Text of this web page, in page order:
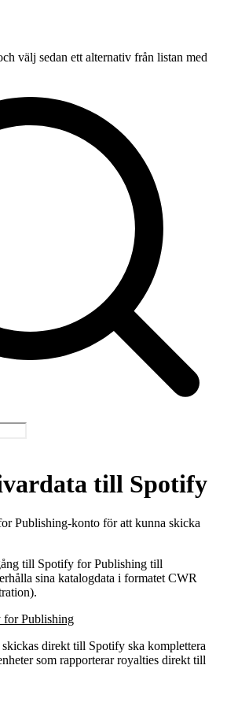
välj sedan ett alternativ från listan med
till Spotify
Publishing‑konto för att kunna skicka
till Spotify for Publishing till
sina katalogdata i formatet CWR
for Publishing
direkt till Spotify ska komplettera
som rapporterar royalties direkt till